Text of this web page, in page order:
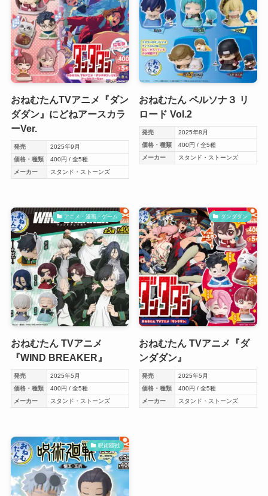
おねむたんTVアニメ『ダン
ダダン』にどねアースカラ
ーVer.
発売
2025年9月
価格・種類
400円 / 全5種
メーカー
スタンド・ストーンズ
おねむたん ペルソナ３ リ
ロード Vol.2
発売
2025年8月
価格・種類
400円 / 全5種
メーカー
スタンド・ストーンズ
アニメ・漫画・ゲーム
おねむたん TVアニメ
『WIND BREAKER』
発売
2025年5月
価格・種類
400円 / 全5種
メーカー
スタンド・ストーンズ
ダンダダン
おねむたん TVアニメ『ダ
ンダダン』
発売
2025年5月
価格・種類
400円 / 全5種
メーカー
スタンド・ストーンズ
呪術廻戦